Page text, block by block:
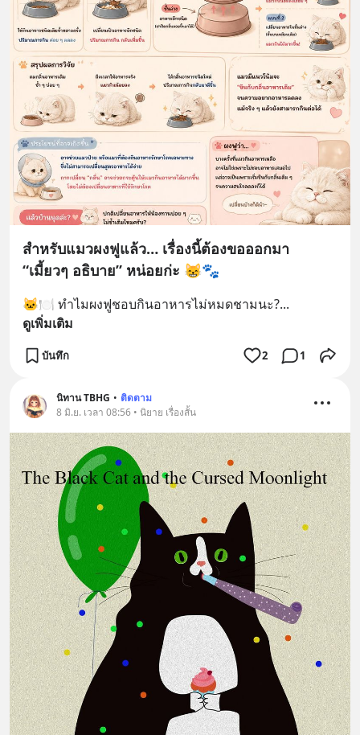
สำหรับแมวผงฟูแล้ว… เรื่องนี้ต้องขอออกมา
“เมี้ยวๆ อธิบาย” หน่อยก่ะ 😸🐾
🐱🍽️ ทำไมผงฟูชอบกินอาหารไม่หมดชามนะ?...
ดูเพิ่มเติม
บันทึก 2 1
นิทาน TBHG • ติดตาม
8 มิ.ย. เวลา 08:56 • นิยาย เรื่องสั้น